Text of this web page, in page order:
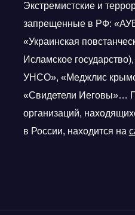
Экстремистские и
запрещенные в РФ:
«Украинская
Исламское
УНСО», «Меджлис
«Свидетели Иеговы»…
организаций,
в России, находится на